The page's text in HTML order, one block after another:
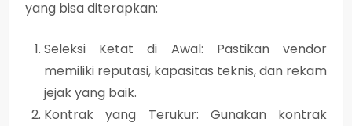
yang bisa diterapkan:
Seleksi Ketat di Awal: Pastikan vendor
memiliki reputasi, kapasitas teknis, dan rekam
jejak yang baik.
Kontrak yang Terukur: Gunakan kontrak